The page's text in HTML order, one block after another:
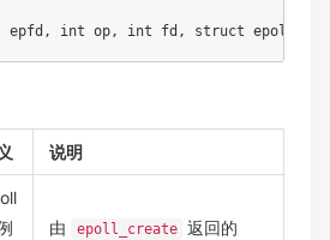
epfd , int op, int fd , struct
说明
由 epoll_create 返回的